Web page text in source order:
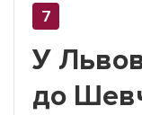
У
до